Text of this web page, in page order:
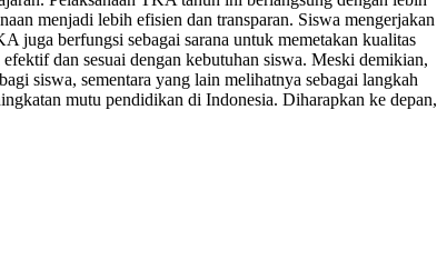
menjadi lebih efisien dan transparan. Siswa mengerjakan
juga berfungsi sebagai sarana untuk memetakan kualitas
dan sesuai dengan kebutuhan siswa. Meski demikian,
siswa, sementara yang lain melihatnya sebagai langkah
mutu pendidikan di Indonesia. Diharapkan ke depan,